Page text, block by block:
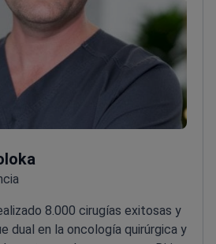
8.000 cirugías exitosas y
dual en la oncología quirúrgica y